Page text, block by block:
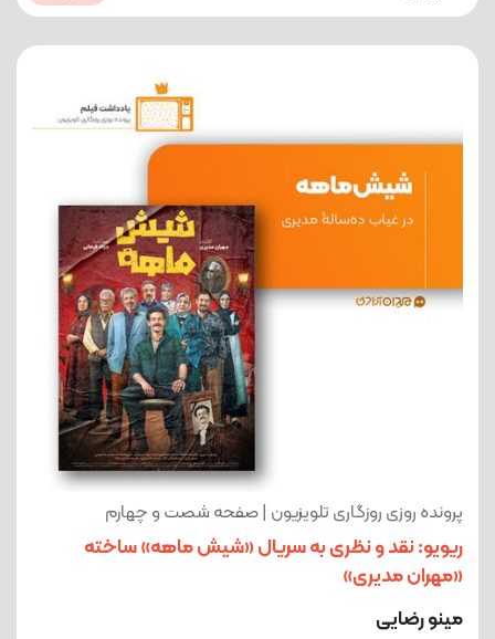
پرونده روزی روزگاری تلویزیون | صفحه شصت و چهارم
ریویو: نقد و نظری به سریال «شیش ماهه» ساخته
«مهران مدیری»
مینو رضایی